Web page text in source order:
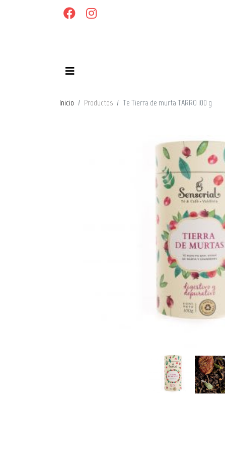
Inicio Productos Te Tierra de murta TARRO 100 g